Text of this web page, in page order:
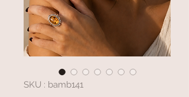
SKU : bamb141